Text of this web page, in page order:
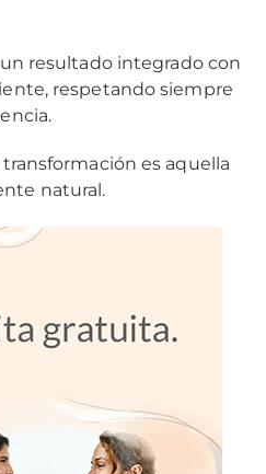
resultado integrado con
respetando siempre
es aquella
natural.